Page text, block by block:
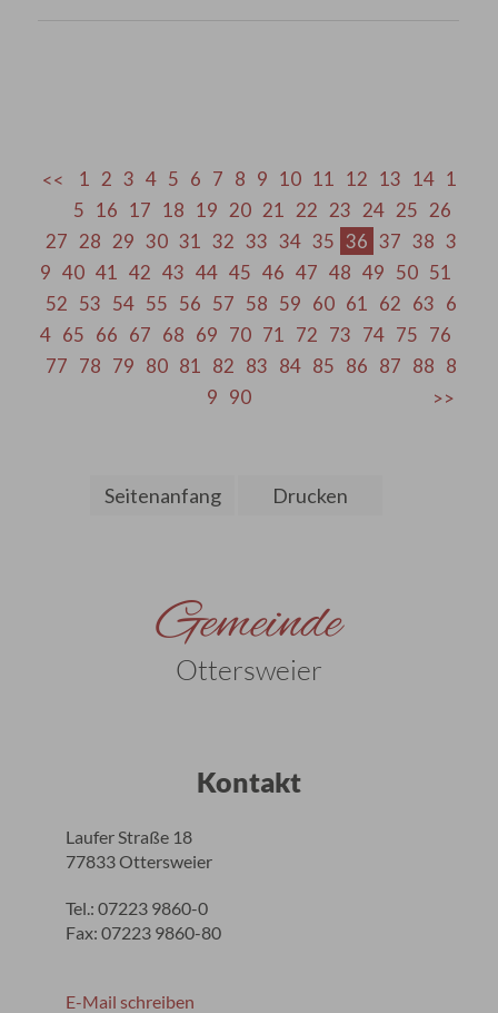
1 2 3 4 5 6 7 8 9 10 11 12 13 14 1
5 16 17 18 19 20 21 22 23 24 25 26
27 28 29 30 31 32 33 34 35 36 37 38 3
9 40 41 42 43 44 45 46 47 48 49 50 51
52 53 54 55 56 57 58 59 60 61 62 63 6
4 65 66 67 68 69 70 71 72 73 74 75 76
77 78 79 80 81 82 83 84 85 86 87 88 8
9 90
Seitenanfang Drucken
Gemeinde
Ottersweier
Kontakt
Laufer Straße 18
77833 Ottersweier
Tel.: 07223 9860-0
Fax: 07223 9860-80
E-Mail schreiben